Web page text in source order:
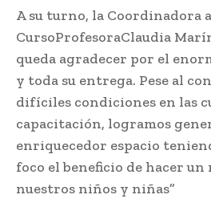
A su turno, la Coordinadora
CursoProfesoraClaudia
queda agradecer por el
y toda su entrega. Pese al
difíciles condiciones en las
capacitación, logramos
enriquecedor espacio
foco el beneficio de hacer
nuestros niños y niñas”